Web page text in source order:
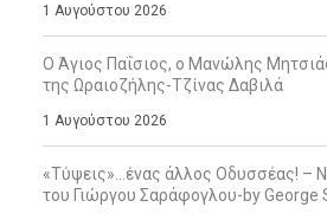
1 Αυγούστου 2026
Ο Άγιος Παΐσιος, ο Μανώλης
της Ωραιοζήλης-Τζίνας Δαβιλά
1 Αυγούστου 2026
«Τύψεις»…ένας άλλος Οδυσσέας! –
του Γιώργου Σαράφογλου-by George